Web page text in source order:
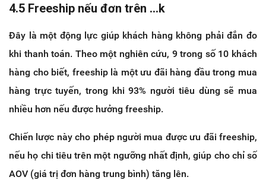
4.5 Freeship nếu đơn trên ...k
Đây là một động lực giúp khách hàng không phải đắn đo
khi thanh toán. Theo một nghiên cứu, 9 trong số 10 khách
hàng cho biết, freeship là một ưu đãi hàng đầu trong mua
hàng trực tuyến, trong khi 93% người tiêu dùng sẽ mua
nhiều hơn nếu được hưởng freeship.
Chiến lược này cho phép người mua được ưu đãi freeship,
nếu họ chi tiêu trên một ngưỡng nhất định, giúp cho chỉ số
AOV (giá trị đơn hàng trung bình) tăng lên.